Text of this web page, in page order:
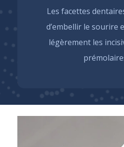
Les facettes
d’embellir le sourire
légèrement les